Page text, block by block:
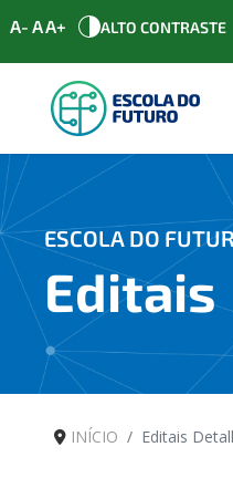
A- AA+ ALTO CONTRASTE
ESCOLA DO
Editais
INÍCIO Editais